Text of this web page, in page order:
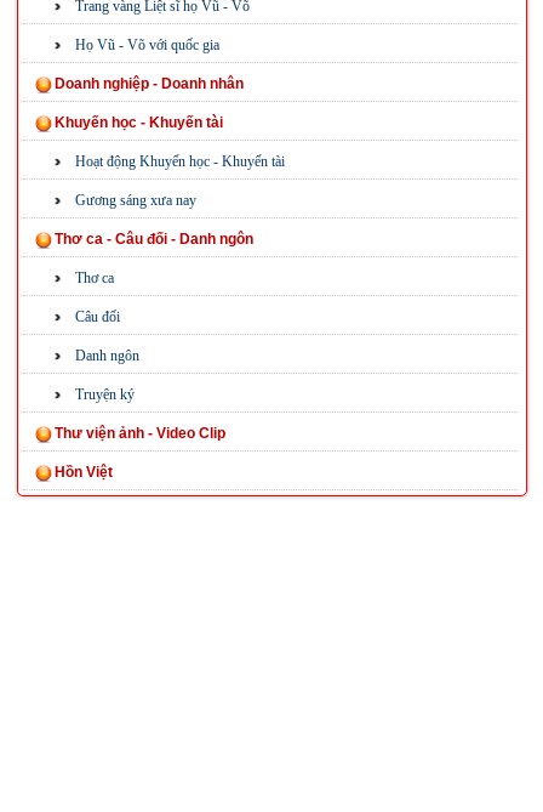
Trang vàng Liệt sĩ họ Vũ - Võ
Họ Vũ - Võ với quốc gia
Doanh nghiệp - Doanh nhân
Khuyến học - Khuyến tài
Hoạt động Khuyến học - Khuyến tài
Gương sáng xưa nay
Thơ ca - Câu đối - Danh ngôn
Thơ ca
Câu đối
Danh ngôn
Truyện ký
Thư viện ảnh - Video Clip
Hồn Việt